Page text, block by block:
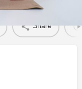
Share